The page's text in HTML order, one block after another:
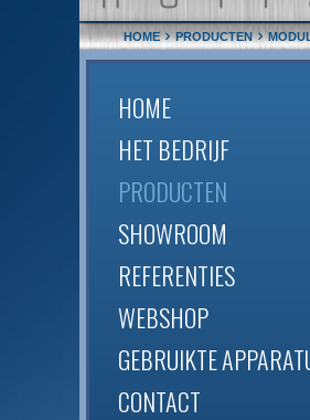
HOME PRODUCTEN
HOME
HET BEDRIJF
PRODUCTEN
SHOWROOM
REFERENTIES
WEBSHOP
GEBRUIKTE
CONTACT